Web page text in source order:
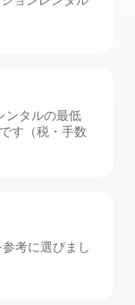
ンタルの最低
す（税・手数
考に選びまし